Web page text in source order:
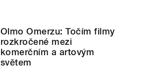
Olmo Omerzu: Točím filmy
rozkročené mezi
komerčním a artovým
světem